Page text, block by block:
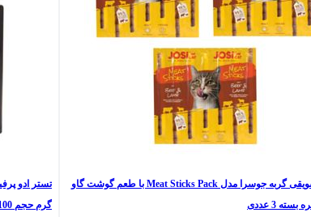
تشویقی گربه جوسرا مدل Meat Sticks Pack با طعم گوشت گاو
بسته 3 عددی
گرم حجم 100 میلی لیتر